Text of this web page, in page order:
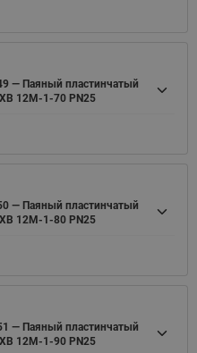
— Паяный пластинчатый
12M-1-70 PN25
— Паяный пластинчатый
12M-1-80 PN25
— Паяный пластинчатый
12M-1-90 PN25